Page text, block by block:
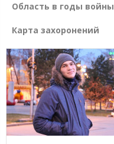
Область в годы войны
Карта захоронений